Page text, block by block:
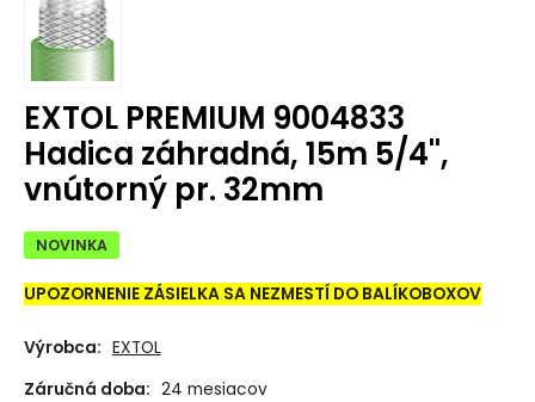
EXTOL PREMIUM 9004833
Hadica záhradná, 15m 5/4'',
vnútorný pr. 32mm
NOVINKA
UPOZORNENIE ZÁSIELKA SA NEZMESTÍ DO BALÍKOBOXOV
Výrobca: EXTOL
Záručná doba: 24 mesiacov